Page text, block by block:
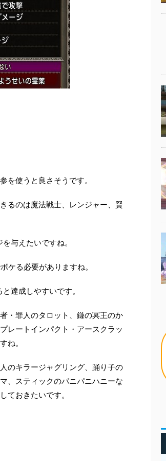
を使うと良さそうです。
るのは魔法戦士、レンジャー、賢
与えたいですね。
ケる必要がありますね。
達成しやすいです。
・罪人のタロット、鎌の冥王のか
レートインパクト・アースクラッ
ね。
のキラージャグリング、踊り子の
、スティックのパニパニハニーな
ておきたいです。